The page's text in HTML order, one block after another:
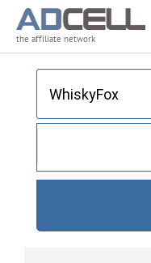
the affiliate network